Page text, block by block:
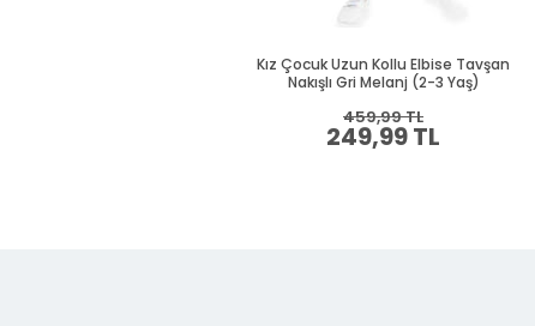
Kız Çocuk Uzun Kollu Elbise Tavşan
Nakışlı Gri Melanj (2-3 Yaş)
249,99 TL
459,99 TL